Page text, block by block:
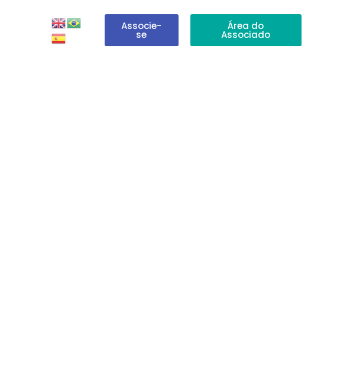
Associe-
se
Área do
Associado